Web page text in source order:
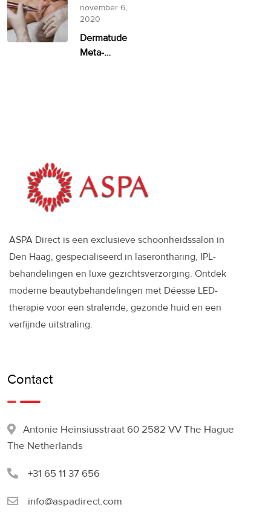
november 6,
2020
Dermatude
Meta-
ASPA Direct is een exclusieve schoonheidssalon in
Den Haag, gespecialiseerd in laserontharing, IPL-
behandelingen en luxe gezichtsverzorging. Ontdek
moderne beautybehandelingen met Déesse LED-
therapie voor een stralende, gezonde huid en een
verfijnde uitstraling.
Contact
Antonie Heinsiusstraat 60 2582 VV The Hague
The Netherlands
+31 65 11 37 656
info@aspadirect.com